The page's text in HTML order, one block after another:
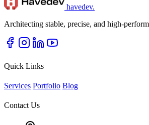
havedev.
Architecting stable, precise, and high-
Quick Links
Services Portfolio Blog
Contact Us